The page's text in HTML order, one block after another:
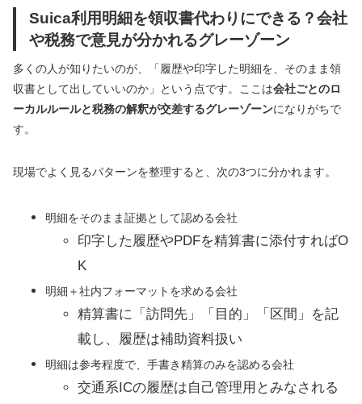
Suica利用明細を領収書代わりにできる？会社
や税務で意見が分かれるグレーゾーン
多くの人が知りたいのが、「履歴や印字した明細を、そのまま領
収書として出していいのか」という点です。ここは会社ごとのロ
ーカルルールと税務の解釈が交差するグレーゾーンになりがちで
す。
現場でよく見るパターンを整理すると、次の3つに分かれます。
明細をそのまま証拠として認める会社
印字した履歴やPDFを精算書に添付すればO
K
明細＋社内フォーマットを求める会社
精算書に「訪問先」「目的」「区間」を記
載し、履歴は補助資料扱い
明細は参考程度で、手書き精算のみを認める会社
交通系ICの履歴は自己管理用とみなされる